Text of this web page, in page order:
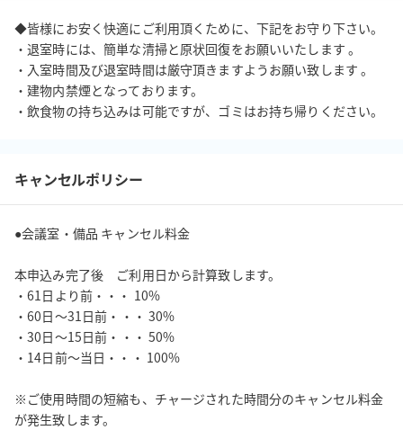
◆皆様にお安く快適にご利用頂くために、下記をお守り下さい。
・退室時には、簡単な清掃と原状回復をお願いいたします 。
・入室時間及び退室時間は厳守頂きますようお願い致します 。
・建物内禁煙となっております。
・飲食物の持ち込みは可能ですが、ゴミはお持ち帰りください。
キャンセルポリシー
●会議室・備品 キャンセル料金
本申込み完了後　ご利用日から計算致します。
・61日より前・・・ 10%
・60日～31日前・・・ 30%
・30日～15日前・・・ 50%
・14日前～当日・・・ 100%
※ご使用時間の短縮も、チャージされた時間分のキャンセル料金
が発生致します。